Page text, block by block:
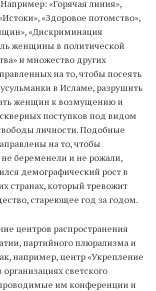
«Горячая линия»,
«Здоровое потомство»,
«Дискриминация
женщины в политической
и множество других
на то, чтобы посеять
в Исламе, разрушить
женщин к возмущению и
поступков под видом
личности. Подобные
на то, чтобы
беременели и не рожали,
демографический рост в
странах, который тревожит
стареющее год за годом.
центров распространения
партийного плюрализма и
например, центр «Укрепление
светского
им конференции и